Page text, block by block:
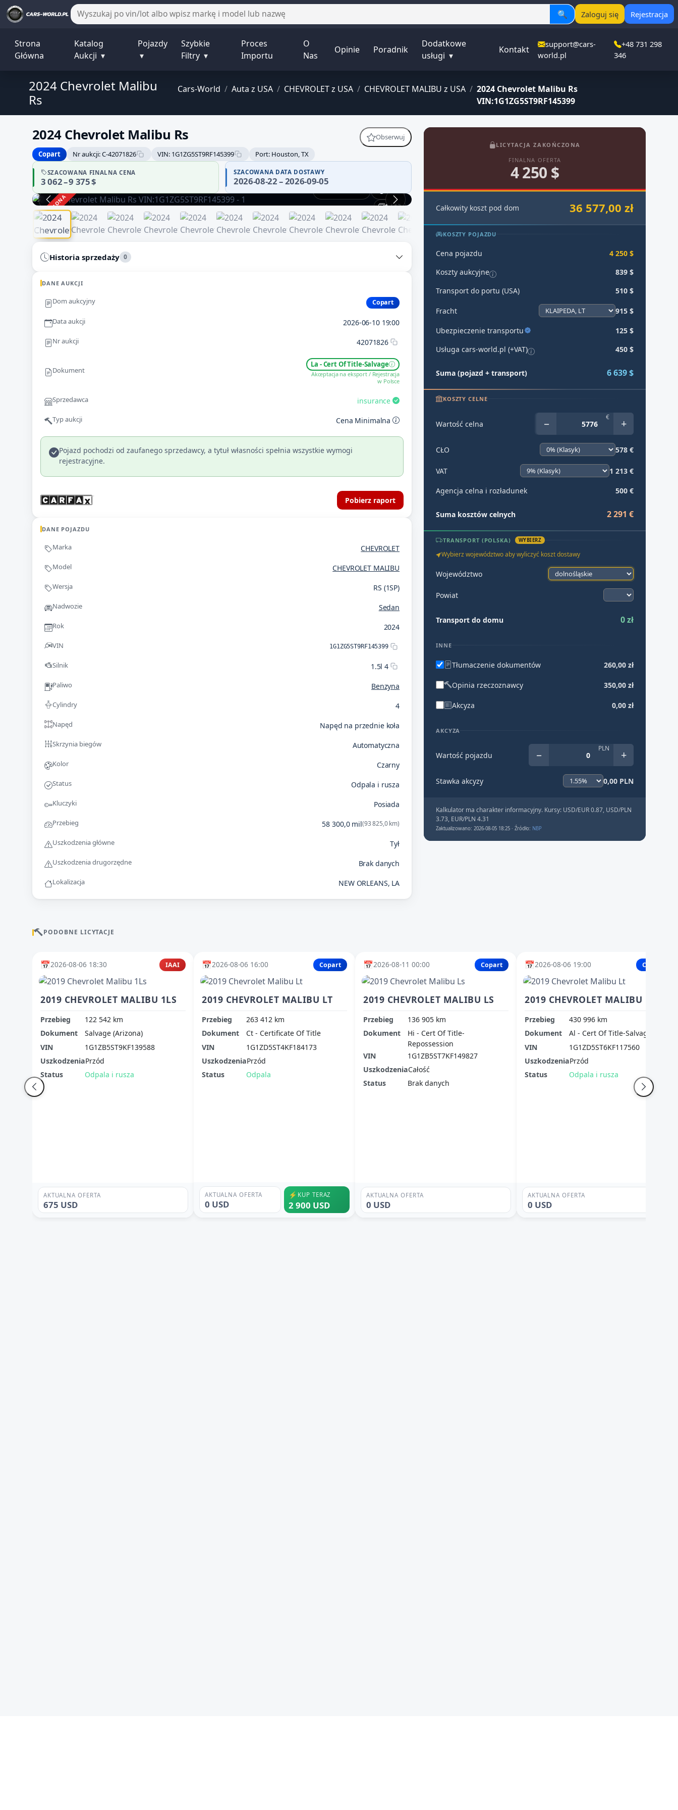
🔍 Zaloguj się Rejestracja
Strona
Główna
Katalog
Aukcji ▾
Pojazdy
▾
Szybkie
Filtry ▾
Proces
Importu
O
Nas
Opinie Poradnik
Dodatkowe
usługi ▾
Kontakt
support@cars-
world.pl
+48 731 298
346
Cars-World / Auta z USA / CHEVROLET z USA / CHEVROLET MALIBU z USA / 2024 Chevrolet Malibu Rs
VIN:1G1ZG5ST9RF145399
2024 Chevrolet Malibu
Rs
2024 Chevrolet Malibu Rs
Obserwuj
Copart
Nr aukcji: C-42071826 VIN: 1G1ZG5ST9RF145399 Port: Houston, TX
SZACOWANA FINALNA CENA
3 062 – 9 375 $
SZACOWANA DATA DOSTAWY
2026-08-22 – 2026-09-05
ZAKOŃCZONA 1 / 13
Praca silnika 360°
Historia sprzedaży 0
DANE AUKCJI
Dom aukcyjny Copart
Data aukcji 2026-06-10 19:00
Nr aukcji 42071826
Dokument
La - Cert Of Title-Salvage
Akceptacja na eksport / Rejestracja
w Polsce
Sprzedawca insurance
Typ aukcji Cena Minimalna
Pojazd pochodzi od zaufanego sprzedawcy, a tytuł własności spełnia wszystkie wymogi
rejestracyjne.
Pobierz raport
DANE POJAZDU
Marka CHEVROLET
Model CHEVROLET MALIBU
Wersja RS (1SP)
Nadwozie Sedan
Rok 2024
VIN 1G1ZG5ST9RF145399
Silnik 1.5l 4
Paliwo Benzyna
Cylindry 4
Napęd Napęd na przednie koła
Skrzynia biegów Automatyczna
Kolor Czarny
Status Odpala i rusza
Kluczyki Posiada
Przebieg 58 300,0 mil(93 825,0 km)
Uszkodzenia główne Tył
Uszkodzenia drugorzędne Brak danych
Lokalizacja NEW ORLEANS, LA
LICYTACJA ZAKOŃCZONA
FINALNA OFERTA
4 250 $
Całkowity koszt pod dom 36 577,00 zł
KOSZTY POJAZDU
Cena pojazdu
4 250 $
Koszty aukcyjne
839 $
Transport do portu (USA)
510 $
Fracht 915 $
Ubezpieczenie transportu
125 $
Usługa cars-world.pl (+VAT)
450 $
Suma (pojazd + transport) 6 639 $
KOSZTY CELNE
Wartość celna − € +
CŁO 578 €
VAT 1 213 €
Agencja celna i rozładunek 500 €
Suma kosztów celnych 2 291 €
TRANSPORT (POLSKA) WYBIERZ
Wybierz województwo aby wyliczyć koszt dostawy
Województwo
Powiat
Transport do domu 0 zł
INNE
Tłumaczenie dokumentów 260,00 zł
Opinia rzeczoznawcy 350,00 zł
Akcyza 0,00 zł
AKCYZA
Wartość pojazdu − PLN +
Stawka akcyzy 0,00 PLN
Kalkulator ma charakter informacyjny. Kursy: USD/EUR 0.87, USD/PLN
3.73, EUR/PLN 4.31
Zaktualizowano: 2026-08-05 18:25 · Źródło: NBP
PODOBNE LICYTACJE
📅2026-08-06 18:30 IAAI
2019 CHEVROLET MALIBU 1LS
Przebieg
122 542 km
Dokument
Salvage (Arizona)
VIN
1G1ZB5ST9KF139588
UszkodzeniaPrzód
Status
Odpala i rusza
AKTUALNA OFERTA
675 USD
📅2026-08-06 16:00 Copart
2019 CHEVROLET MALIBU LT
Przebieg
263 412 km
Dokument
Ct - Certificate Of Title
VIN
1G1ZD5ST4KF184173
UszkodzeniaPrzód
Status
Odpala
AKTUALNA OFERTA
0 USD
⚡ KUP TERAZ
2 900 USD
📅2026-08-11 00:00 Copart
2019 CHEVROLET MALIBU LS
Przebieg
136 905 km
Dokument
Hi - Cert Of Title-
Repossession
VIN
1G1ZB5ST7KF149827
UszkodzeniaCałość
Status
Brak danych
AKTUALNA OFERTA
0 USD
📅2026-08-06 19:00 Copart
2019 CHEVROLET MALIBU LT
Przebieg
430 996 km
Dokument
Al - Cert Of Title-Salvage Title
VIN
1G1ZD5ST6KF117560
UszkodzeniaPrzód
Status
Odpala i rusza
AKTUALNA OFERTA
0 USD